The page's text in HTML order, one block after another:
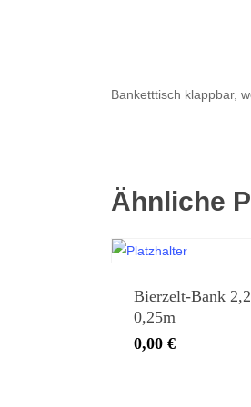
Banketttisch klappbar,
Ähnliche
Bierzelt-Bank
0,25m
0,00 €